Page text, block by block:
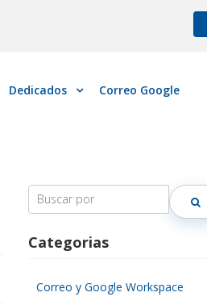
Dedicados Correo Google
Search
for:
Categorias
Correo y Google Workspace